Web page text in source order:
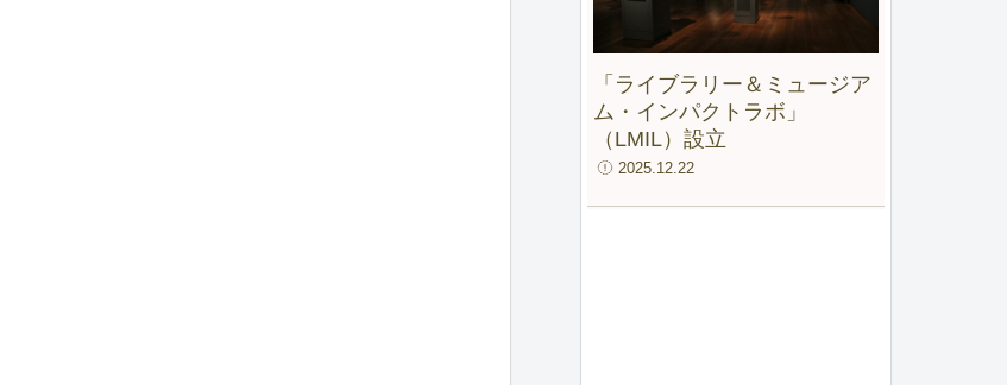
「ライブラリー＆ミュージア
ム・インパクトラボ」
（LMIL）設立
2025.12.22